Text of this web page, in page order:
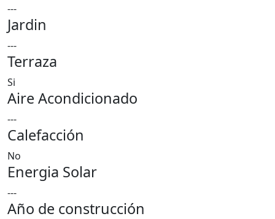
---
Jardin
---
Terraza
Si
Aire Acondicionado
---
Calefacción
No
Energia Solar
---
Año de construcción